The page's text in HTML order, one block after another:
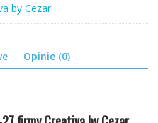
by Cezar
Opinie (0)